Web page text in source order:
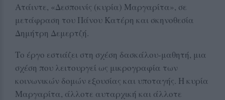
Ατάιντε, «Δεσποινίς (κυρία) Μαργαρίτα», σε
μετάφραση του Πάνου Κατέρη και σκηνοθεσία
Δημήτρη Δεμερτζή.
Το έργο εστιάζει στη σχέση δασκάλου-μαθητή, μια
σχέση που λειτουργεί ως μικρογραφία των
κοινωνικών δομών εξουσίας και υποταγής. Η κυρία
Μαργαρίτα, άλλοτε αυταρχική και άλλοτε